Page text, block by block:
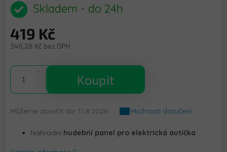
produktu
je
z
5
Skladem - do 24h
419 Kč
346,28 Kč bez DPH
cena:
Koupit
Můžeme doručit do: 11.8.2026 Možnosti doručení
Náhradní hudební panel pro elektrická autíčka